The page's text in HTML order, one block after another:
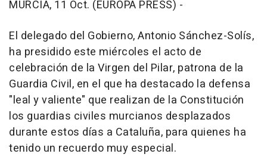
MURCIA, 11 Oct. (EUROPA PRESS) -
El delegado del Gobierno, Antonio Sánchez-Solís,
ha presidido este miércoles el acto de
celebración de la Virgen del Pilar, patrona de la
Guardia Civil, en el que ha destacado la defensa
"leal y valiente" que realizan de la Constitución
los guardias civiles murcianos desplazados
durante estos días a Cataluña, para quienes ha
tenido un recuerdo muy especial.